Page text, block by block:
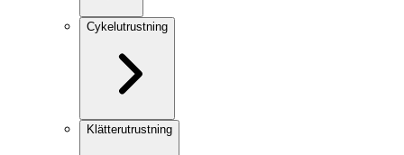
Cykelutrustning
Klätterutrustning